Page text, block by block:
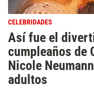
CELEBRIDADES
Así fue el
cumpleaños de
Nicole
adultos